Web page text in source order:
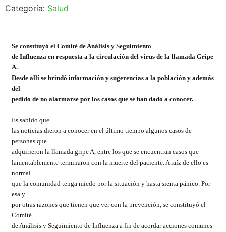
Categoría: Salud
Se constituyó el Comité de Análisis y Seguimiento
de Influenza en respuesta a la circulación del virus de la llamada Gripe
A.
Desde allí se brindó información y sugerencias a la población y además
del
pedido de no alarmarse por los casos que se han dado a conocer.
Es sabido que
las noticias dieron a conocer en el último tiempo algunos casos de
personas que
adquirieron la llamada gripe A, entre los que se encuentran casos que
lamentablemente terminaron con la muerte del paciente. A raíz de ello es
normal
que la comunidad tenga miedo por la situación y hasta sienta pánico. Por
esa y
por otras razones que tienen que ver con la prevención, se constituyó el
Comité
de Análisis y Seguimiento de Influenza a fin de acordar acciones comunes